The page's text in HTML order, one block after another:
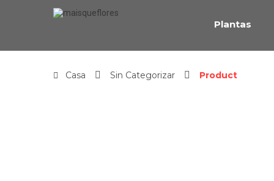
Plantas
Casa Sin Categorizar Product